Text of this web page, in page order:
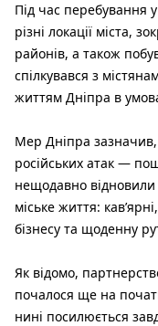
Під час перебування
різні локації міста,
районів, а також
спілкувався з
життям Дніпра в
Мер Дніпра
російських атак —
нещодавно відновили
міське життя:
бізнесу та щоденну
Як відомо,
почалося ще на
нині посилюється